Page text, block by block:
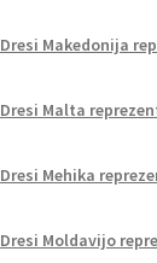
Dresi Makedonija
Dresi Malta
Dresi Mehika
Dresi Moldavijo